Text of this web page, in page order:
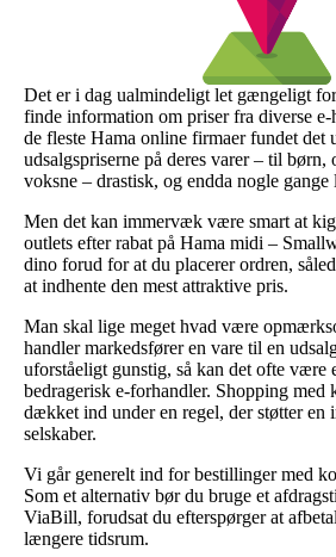
Det er i dag ualmindeligt let gængeligt
finde information om priser fra diverse e-
de fleste Hama online firmaer fundet det
udsalgspriserne på deres varer – til børn,
voksne – drastisk, og endda nogle
Men det kan immervæk være smart at
outlets efter rabat på Hama midi –
dino forud for at du placerer ordren,
at indhente den mest attraktive pris.
Man skal lige meget hvad være
handler markedsfører en vare til en
uforståeligt gunstig, så kan det ofte være
bedragerisk e-forhandler. Shopping med
dækket ind under en regel, der støtter en
selskaber.
Vi går generelt ind for bestillinger med
Som et alternativ bør du bruge et
ViaBill, forudsat du efterspørger at
længere tidsrum.